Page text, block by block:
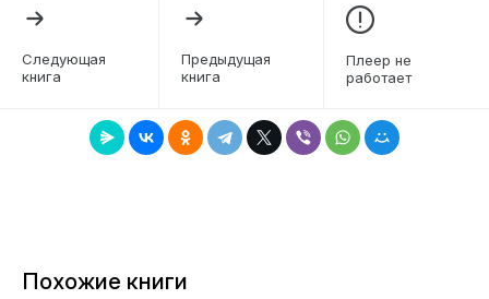
Следующая
книга
Предыдущая
книга
Плеер не
работает
Похожие книги